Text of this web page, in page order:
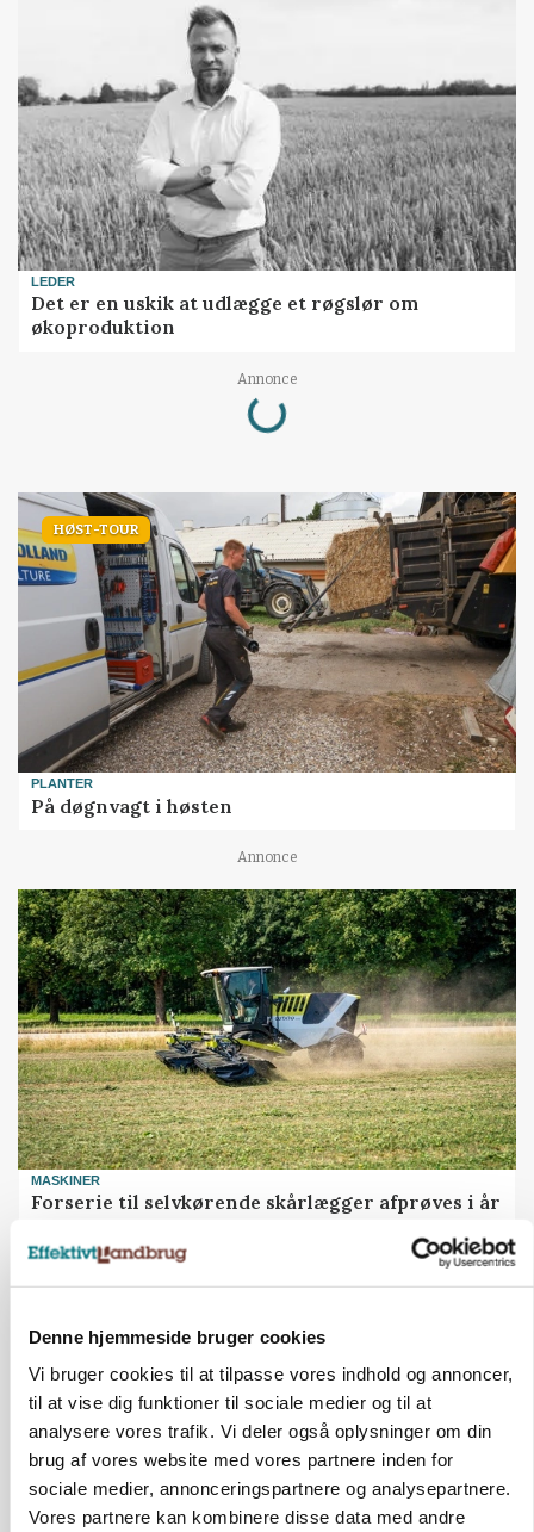
Denne hjemmeside bruger cookies
Vi bruger cookies til at tilpasse vores indhold og annoncer,
til at vise dig funktioner til sociale medier og til at
analysere vores trafik. Vi deler også oplysninger om din
brug af vores website med vores partnere inden for
sociale medier, annonceringspartnere og analysepartnere.
Vores partnere kan kombinere disse data med andre
LEDER
Det er en uskik at udlægge et røgslør om
økoproduktion
Annonce
Loading...
HØST-TOUR
PLANTER
På døgnvagt i høsten
Annonce
MASKINER
Forserie til selvkørende skårlægger afprøves i år
Markvandring sætter fokus på elefantgræs
Annonce
Loading...